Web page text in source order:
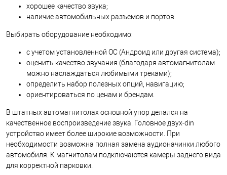
хорошее качество звука;
наличие автомобильных разъемов и портов.
Выбирать оборудование необходимо:
с учетом установленной ОС (Андроид или другая система);
оценить качество звучания (благодаря автомагнитолам
можно наслаждаться любимыми треками);
определить набор полезных опций, навигацию;
ориентироваться по ценам и брендам.
В штатных автомагнитолах основной упор делался на
качественное воспроизведение звука. Головное двух-din
устройство имеет более широкие возможности. При
необходимости возможна полная замена аудионачинки любого
автомобиля. К магнитолам подключаются камеры заднего вида
для корректной парковки.